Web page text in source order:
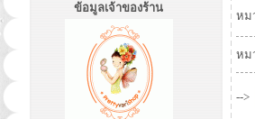
ข้อมูลเจ้าของร้าน
หม
หม
-->